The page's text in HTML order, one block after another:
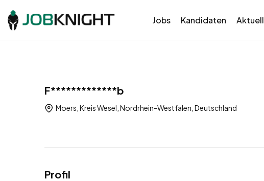
Jobs Kandidaten Aktuell
F*************b
Moers, Kreis Wesel, Nordrhein-Westfalen, Deutschland
Profil